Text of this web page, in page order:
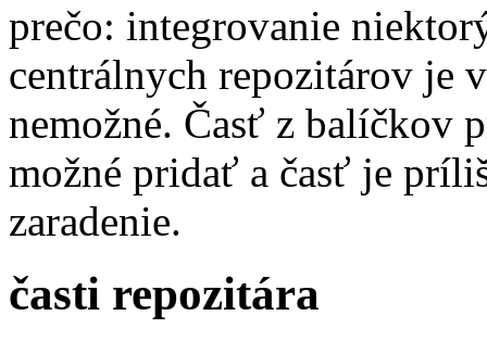
prečo: integrovanie
centrálnych repozitárov je
nemožné. Časť z balíčkov
možné pridať a časť je
zaradenie.
časti repozitára